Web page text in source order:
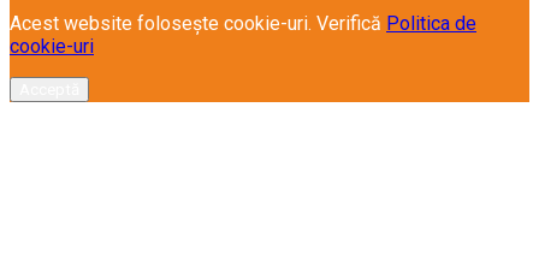
Acest website folosește cookie-uri. Verifică Politica de
cookie-uri